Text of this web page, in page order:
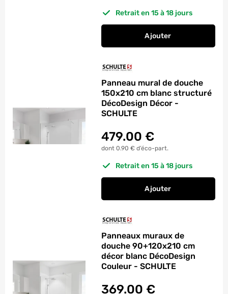
Retrait en 15 à 18 jours
Ajouter
Panneau mural de
Panneau mural de douche
150x210 cm blanc structuré
DécoDesign Décor -
SCHULTE
479.00 €
dont 0.90 € d’éco-part.
Retrait en 15 à 18 jours
Ajouter
Panneau mural de
Panneaux muraux de
douche 90+120x210 cm
décor blanc DécoDesign
Couleur - SCHULTE
369.00 €